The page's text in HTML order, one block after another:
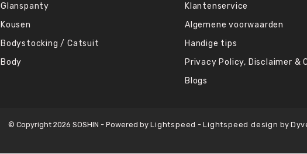
Glanspanty
Kousen
Bodystocking / Catsuit
Body
Klantenservice
Algemene voorwaarden
Handige tips
Privacy Policy, Disclaimer &
Blogs
© Copyright 2026 SOSHIN - Powered byLightspeed -Lightspeed design by